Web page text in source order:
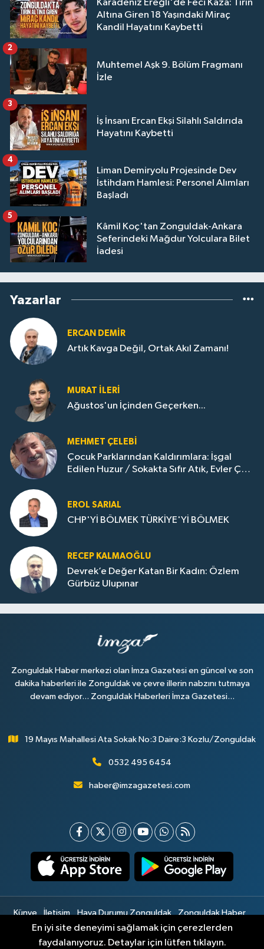
Karadeniz Ereğli'de Feci Kaza: Tırın
Altına Giren 18 Yaşındaki Miraç
Kandil Hayatını Kaybetti
Muhtemel Aşk 9. Bölüm Fragmanı
İzle
2
İş İnsanı Ercan Ekşi Silahlı Saldırıda
Hayatını Kaybetti
3
Liman Demiryolu Projesinde Dev
İstihdam Hamlesi: Personel Alımları
Başladı
4
Kâmil Koç'tan Zonguldak-Ankara
Seferindeki Mağdur Yolculara Bilet
İadesi
5
Yazarlar
ERCAN DEMIR
Artık Kavga Değil, Ortak Akıl Zamanı!
MURAT İLERI
Ağustos'un İçinden Geçerken...
MEHMET ÇELEBI
Çocuk Parklarından Kaldırımlara: İşgal
Edilen Huzur / Sokakta Sıfır Atık, Evler Çöp
EROL SARIAL
CHP'Yİ BÖLMEK TÜRKİYE'Yİ BÖLMEK
RECEP KALMAOĞLU
Devrek’e Değer Katan Bir Kadın: Özlem
Gürbüz Ulupınar
Zonguldak Haber merkezi olan İmza Gazetesi en güncel ve son
dakika haberleri ile Zonguldak ve çevre illerin nabzını tutmaya
devam ediyor... Zonguldak Haberleri İmza Gazetesi...
19 Mayıs Mahallesi Ata Sokak No:3 Daire:3 Kozlu/Zonguldak
0532 495 6454
haber@imzagazetesi.com
Künye İletişim Hava Durumu Zonguldak
Zonguldak Haber
Gizlilik Sözleşmesi
Hizmet Şartları Sitemap
En iyi site deneyimi sağlamak için çerezlerden
faydalanıyoruz. Detaylar için lütfen tıklayın.